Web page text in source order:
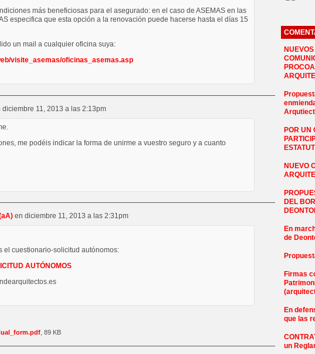
más beneficiosas para el asegurado: en el caso de ASEMAS en las
especifica que esta opción a la renovación puede hacerse hasta el días 15
un mail a cualquier oficina suya:
visite_asemas/oficinas_asemas.asp
diciembre 11, 2013 a las 2:13pm
me podéis indicar la forma de unirme a vuestro seguro y a cuanto
en diciembre 11, 2013 a las 2:31pm
el cuestionario-solicitud autónomos:
AUTÓNOMOS
, 89 KB
POR UN
NUEVO
DEL
En
de
Firmas
En
que las
un